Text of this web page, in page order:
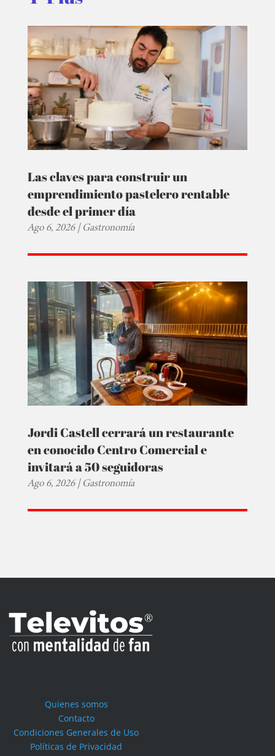
Las claves para construir un
emprendimiento pastelero rentable
desde el primer día
Ago 6, 2026|Gastronomía
Jordi Castell cerrará un restaurante
en conocido Centro Comercial e
invitará a 50 seguidoras
Ago 6, 2026|Gastronomía
Quienes somos
Contacto
Condiciones Generales de Uso
Políticas de Privacidad